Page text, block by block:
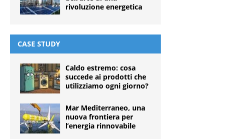
rivoluzione energetica
CASE STUDY
Caldo estremo: cosa
succede ai prodotti che
utilizziamo ogni giorno?
Mar Mediterraneo, una
nuova frontiera per
l’energia rinnovabile